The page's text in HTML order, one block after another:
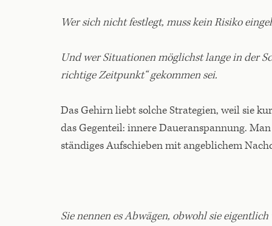
Wer sich nicht festlegt, muss kein Risiko
Und wer Situationen möglichst lange in der
richtige Zeitpunkt“ gekommen sei.
Das Gehirn liebt solche Strategien, weil sie
das Gegenteil: innere Daueranspannung.
ständiges Aufschieben mit angeblichem
Sie nennen es Abwägen, obwohl sie